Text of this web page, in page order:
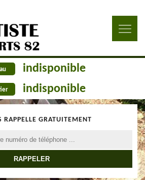
indisponible
indisponible
RAPPELLE GRATUITEMENT